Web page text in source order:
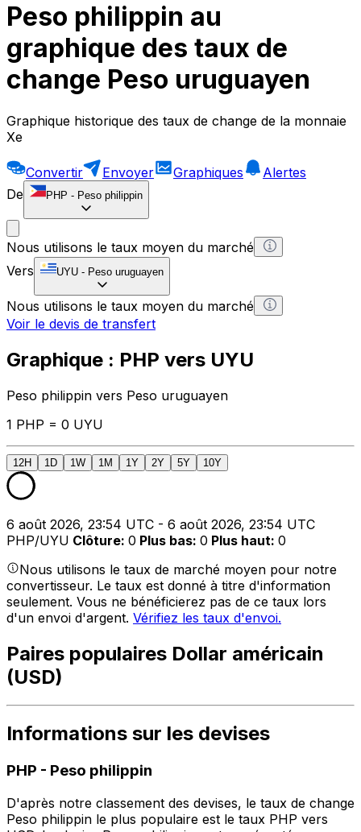
Peso philippin au
graphique des taux de
change Peso uruguayen
Graphique historique des taux de change de la monnaie
Xe
Convertir Envoyer Graphiques
Alertes
De
PHP - Peso philippin
Nous utilisons le taux moyen du marché
Vers
UYU - Peso uruguayen
Nous utilisons le taux moyen du marché
Voir le devis de transfert
Graphique : PHP vers UYU
Peso philippin vers Peso uruguayen
1 PHP = 0 UYU
12H 1D 1W 1M 1Y 2Y 5Y 10Y
6 août 2026, 23:54 UTC - 6 août 2026, 23:54 UTC
PHP/UYU Clôture: 0 Plus bas: 0 Plus haut: 0
Nous utilisons le taux de marché moyen pour notre
convertisseur. Le taux est donné à titre d'information
seulement. Vous ne bénéficierez pas de ce taux lors
d'un envoi d'argent. Vérifiez les taux d'envoi.
Paires populaires Dollar américain
(USD)
Informations sur les devises
PHP - Peso philippin
D'après notre classement des devises, le taux de change
Peso philippin le plus populaire est le taux PHP vers